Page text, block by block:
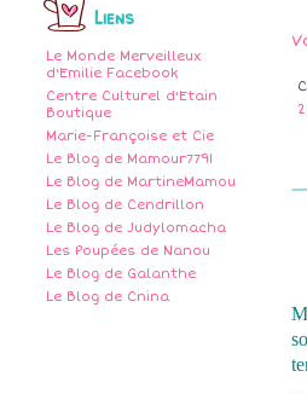
Liens
Le Monde Merveilleux
d'Emilie Facebook
Centre Culturel d'Etain
Boutique
Marie-Françoise et Cie
Le Blog de Mamour7791
Le Blog de MartineMamou
Le Blog de Cendrillon
Le Blog de Judylomacha
Les Poupées de Nanou
Le Blog de Galanthe
Le Blog de Cnina